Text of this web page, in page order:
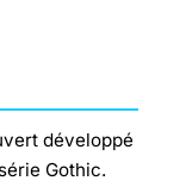
développé
Gothic.